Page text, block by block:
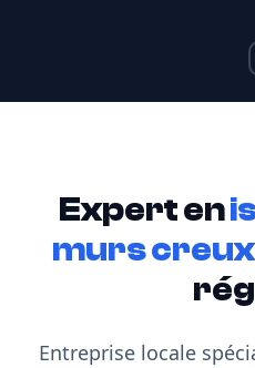
Expert en
murs creux
Entreprise locale